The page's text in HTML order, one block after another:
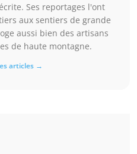
Ses reportages l'ont
aux sentiers de grande
aussi bien des artisans
de haute montagne.
articles →